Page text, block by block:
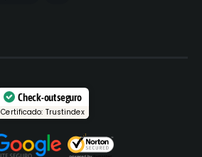
Check-out seguro
Certificado: Trustindex